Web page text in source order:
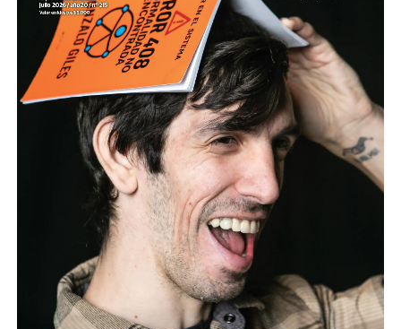
Descargar el programa
La reproducción de este programa es libre. Sólo tenés
que mandar un mail a
infolavaca@yahoo.com.arpara
emitir todos los programas de Decí MU